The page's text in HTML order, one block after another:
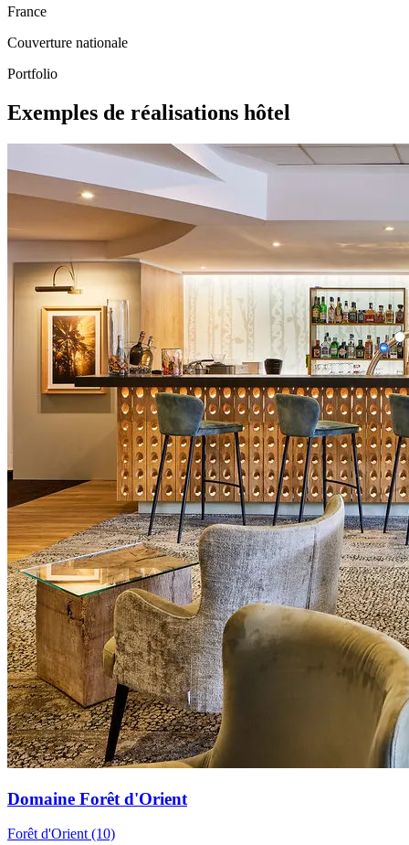
France
Couverture nationale
Portfolio
Exemples de réalisations hôtel
Domaine Forêt d'Orient
Forêt d'Orient (10)